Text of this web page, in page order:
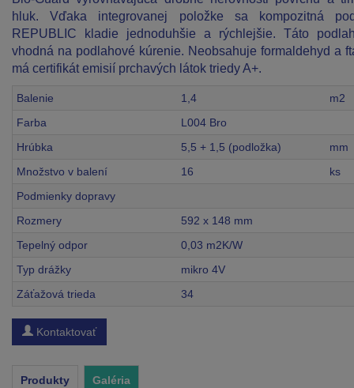
hluk. Vďaka integrovanej položke sa kompozitná
REPUBLIC kladie jednoduhšie a rýchlejšie. Táto
vhodná na podlahové kúrenie. Neobsahuje formaldehyd a
má certifikát emisií prchavých látok triedy A+.
Balenie 1,4
m2
Farba
L004 Bro
Hrúbka
5,5 + 1,5 (podložka)
mm
Množstvo v balení
16
ks
Podmienky dopravy
Rozmery
592 x 148 mm
Tepelný odpor
0,03 m2K/W
Typ drážky
mikro 4V
Záťažová trieda
34
Kontaktovať
Produkty Galéria